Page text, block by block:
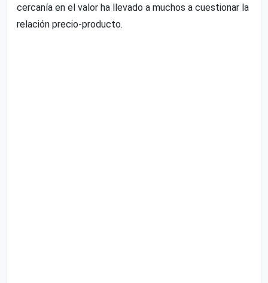
cercanía en el valor ha llevado a muchos a cuestionar la
relación precio-producto.